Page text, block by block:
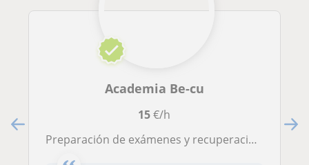
Academia Be-cu
15€/h
Preparación de exámenes y recuperaciones